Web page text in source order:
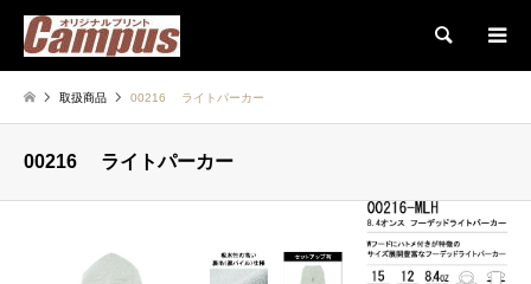
検索
取扱商品 00216 ライトパーカー
00216 ライトパーカー